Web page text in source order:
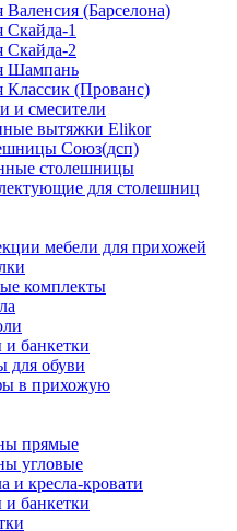
Валенсия (Барселона)
Скайда-1
Скайда-2
Шампань
Классик (Прованс)
и смесители
вытяжки Elikor
Союз(дсп)
столешницы
для столешниц
мебели для прихожей
комплекты
банкетки
для обуви
в прихожую
прямые
угловые
и кресла-кровати
банкетки